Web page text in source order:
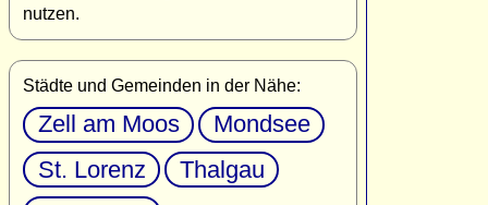
nutzen.
Städte und Gemeinden in der Nähe:
Zell am Moos
Mondsee
St. Lorenz
Thalgau